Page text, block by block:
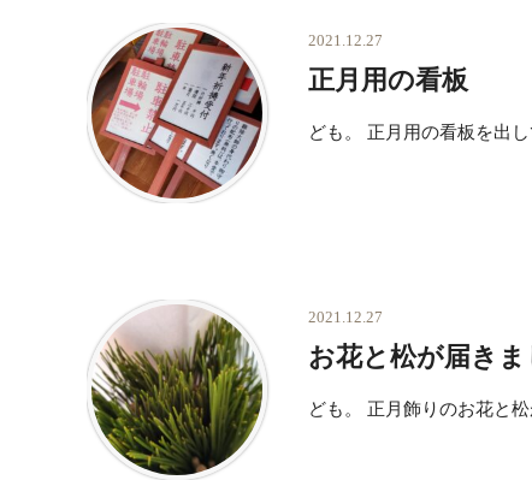
2021.12.27
正月用の看板
ども。 正月用の看板を出
2021.12.27
お花と松が届きま
ども。 正月飾りのお花と